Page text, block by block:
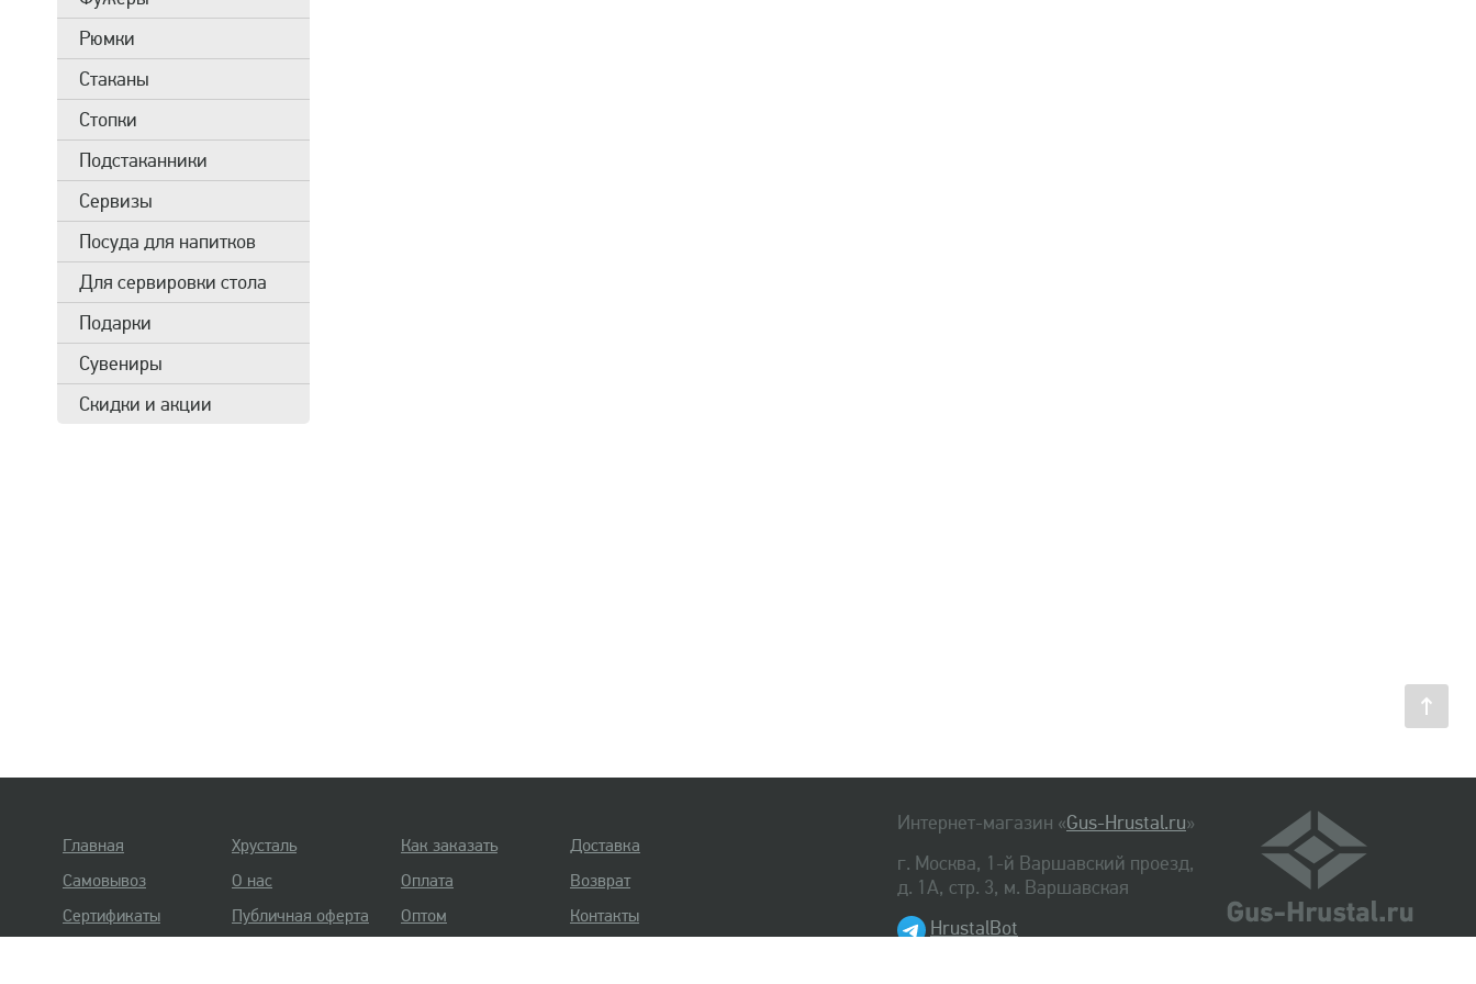
Рюмки
Стаканы
Стопки
Подстаканники
Сервизы
Посуда для напитков
Для сервировки стола
Подарки
Сувениры
Скидки и акции
Интернет-магазин «Gus-Hrustal.ru»
г. Москва, 1-й Варшавский проезд,
д. 1А, стр. 3, м. Варшавская
HrustalBot
Главная Хрусталь Как заказать
Доставка
Самовывоз
О нас Оплата
Возврат
Сертификаты
Публичная оферта Оптом Контакты